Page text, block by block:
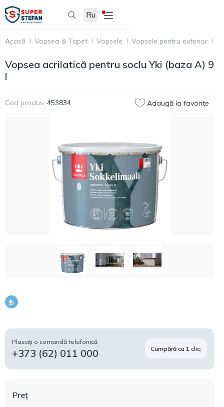
Ru
Acasă Vopsea & Tapet Vopsele Vopsele pentru exterior
Vopsea acrilatică pentru soclu Yki (baza A) 9
l
Cod produs: 453834 Adaugă la favorite
Plasați o comandă telefonică
+373 (62) 011 000 Cumpără cu 1 clic:
Preț